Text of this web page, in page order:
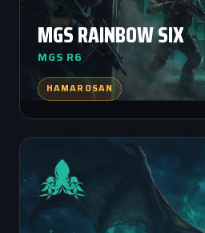
MGS RAINBOW SIX
MGS R6
HAMAROSAN